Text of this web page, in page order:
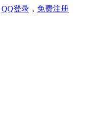
QQ登录 ， 免费注册